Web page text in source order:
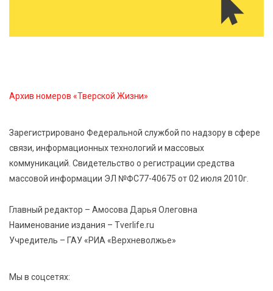
День рождения Светофора: в детском саду № 6
прошел необычный урок безопасности
В Твери пройдёт дополнительный день приёма в
колледжи
Архив номеров «Тверской Жизни»
Зарегистрировано Федеральной службой по надзору в сфере
связи, информационных технологий и массовых
коммуникаций. Свидетельство о регистрации средства
массовой информации ЭЛ №ФС77-40675 от 02 июля 2010г.
Главный редактор – Амосова Дарья Олеговна
Наименование издания – Tverlife.ru
Учредитель – ГАУ «РИА «Верхневолжье»
Мы в соцсетях: